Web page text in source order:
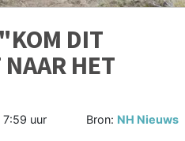
DIT
HET
uur Bron: NH Nieuws